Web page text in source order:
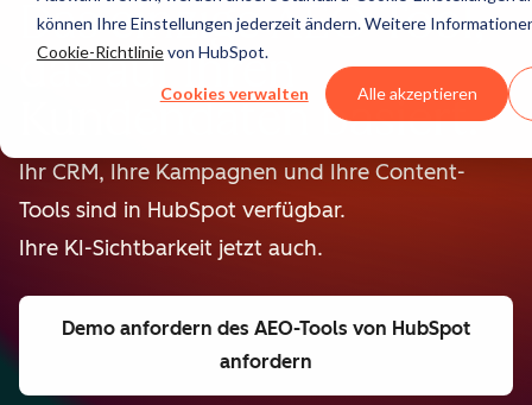
können Ihre Einstellungen jederzeit ändern. Weitere
Cookie-Richtlinievon HubSpot.
Cookies verwalten Alle akzeptieren
Das einzige AEO-Tool,
das auf Ihren
Kundendaten basiert.
Ihr CRM, Ihre Kampagnen und Ihre Content-
Tools sind in HubSpot verfügbar.
Ihre KI-Sichtbarkeit jetzt auch.
Demo anfordern des AEO-Tools von HubSpot
anfordern